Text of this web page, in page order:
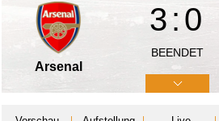
Arsenal
3:0
BEENDET